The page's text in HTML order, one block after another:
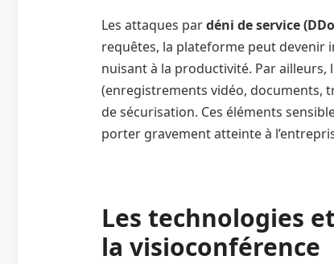
Les attaques pardéni de service
requêtes, la plateforme peut devenir
nuisant à la productivité. Par ailleurs,
(enregistrements vidéo, documents,
de sécurisation. Ces éléments
porter gravement atteinte à
Les technologies
la visioconférence